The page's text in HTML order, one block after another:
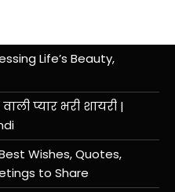
Life’s Beauty,
प्यार भरी शायरी |
Wishes, Quotes,
to Share